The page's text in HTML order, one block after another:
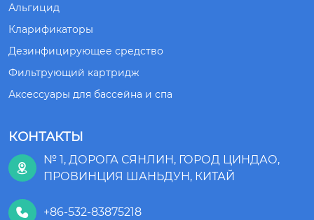
Альгицид
Кларификаторы
Дезинфицирующее средство
Фильтрующий картридж
Аксессуары для бассейна и спа
КОНТАКТЫ

№ 1, ДОРОГА СЯНЛИН, ГОРОД ЦИНДАО,
ПРОВИНЦИЯ ШАНЬДУН, КИТАЙ
 +86-532-83875218